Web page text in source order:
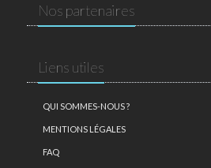
Nos partenaires
Liens utiles
QUI SOMMES-NOUS ?
MENTIONS LÉGALES
FAQ